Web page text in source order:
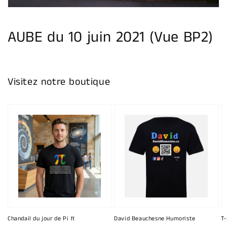
AUBE du 10 juin 2021 (Vue BP2)
Visitez notre boutique
Chandail du jour de Pi π David Beauchesne Humoriste